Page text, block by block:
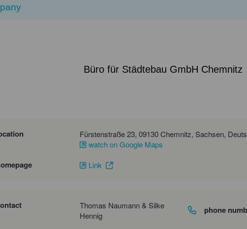
Büro für Städtebau GmbH Chemnitz
Fürstenstraße 23,
watch on Google Maps
Link
Thomas Naumann & Silke
Hennig
phone